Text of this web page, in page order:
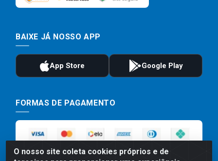
O nosso site coleta cookies próprios e de
BAIXE JÁ NOSSO APP
FORMAS DE PAGAMENTO